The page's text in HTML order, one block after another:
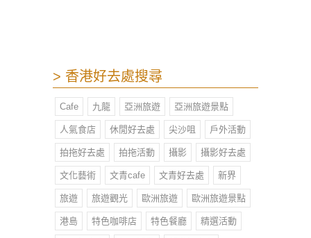
> 香港好去處搜尋
Cafe 九龍 亞洲旅遊 亞洲旅遊景點
人氣食店 休閒好去處 尖沙咀 戶外活動
拍拖好去處 拍拖活動 攝影 攝影好去處
文化藝術 文青cafe 文青好去處 新界
旅遊 旅遊觀光 歐洲旅遊 歐洲旅遊景點
港島 特色咖啡店 特色餐廳 精選活動